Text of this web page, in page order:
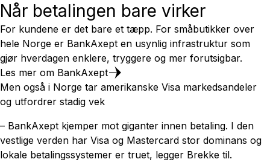
Når betalingen bare virker
For kundene er det bare et tæpp. For småbutikker over
hele Norge er BankAxept en usynlig infrastruktur som
gjør hverdagen enklere, tryggere og mer forutsigbar.
Les mer om BankAxept
Men også i Norge tar amerikanske Visa markedsandeler
og utfordrer stadig vek
– BankAxept kjemper mot giganter innen betaling. I den
vestlige verden har Visa og Mastercard stor dominans og
lokale betalingssystemer er truet, legger Brekke til.